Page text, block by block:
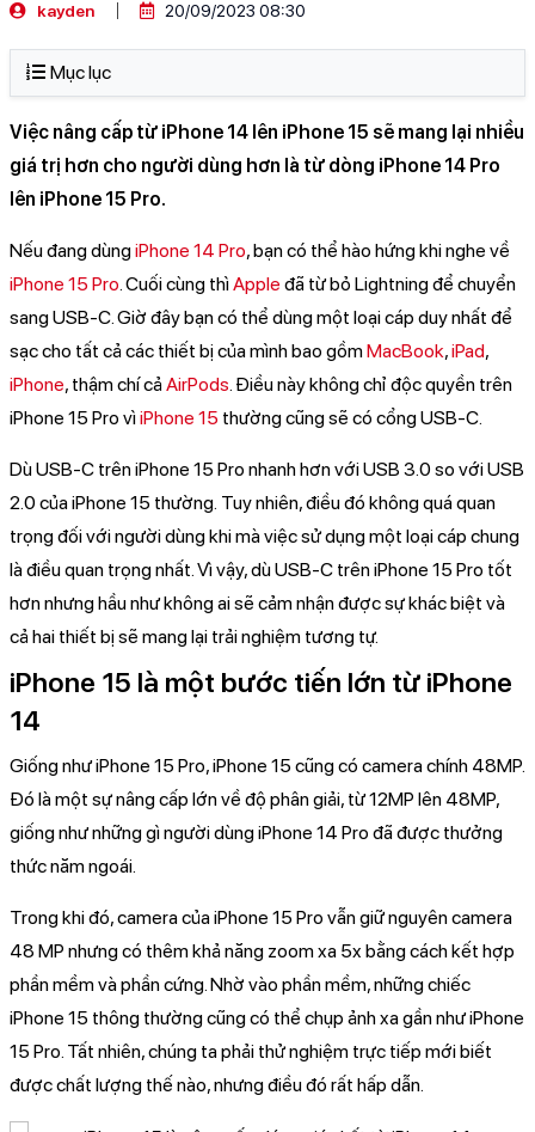
kayden 20/09/2023 08:30
Mục lục
Việc nâng cấp từ iPhone 14 lên iPhone 15 sẽ mang lại nhiều
giá trị hơn cho người dùng hơn là từ dòng iPhone 14 Pro
lên iPhone 15 Pro.
Nếu đang dùngiPhone 14 Pro, bạn có thể hào hứng khi nghe về
iPhone 15 Pro. Cuối cùng thìApple đã từ bỏ Lightning để chuyển
sang USB-C. Giờ đây bạn có thể dùng một loại cáp duy nhất để
sạc cho tất cả các thiết bị của mình bao gồmMacBook,iPad,
iPhone, thậm chí cảAirPods. Điều này không chỉ độc quyền trên
iPhone 15 Pro vìiPhone 15 thường cũng sẽ có cổng USB-C.
Dù USB-C trên iPhone 15 Pro nhanh hơn với USB 3.0 so với USB
2.0 của iPhone 15 thường. Tuy nhiên, điều đó không quá quan
trọng đối với người dùng khi mà việc sử dụng một loại cáp chung
là điều quan trọng nhất. Vì vậy, dù USB-C trên iPhone 15 Pro tốt
hơn nhưng hầu như không ai sẽ cảm nhận được sự khác biệt và
cả hai thiết bị sẽ mang lại trải nghiệm tương tự.
iPhone 15 là một bước tiến lớn từ iPhone
14
Giống như iPhone 15 Pro, iPhone 15 cũng có camera chính 48MP.
Đó là một sự nâng cấp lớn về độ phân giải, từ 12MP lên 48MP,
giống như những gì người dùng iPhone 14 Pro đã được thưởng
thức năm ngoái.
Trong khi đó, camera của iPhone 15 Pro vẫn giữ nguyên camera
48 MP nhưng có thêm khả năng zoom xa 5x bằng cách kết hợp
phần mềm và phần cứng. Nhờ vào phần mềm, những chiếc
iPhone 15 thông thường cũng có thể chụp ảnh xa gần như iPhone
15 Pro. Tất nhiên, chúng ta phải thử nghiệm trực tiếp mới biết
được chất lượng thế nào, nhưng điều đó rất hấp dẫn.